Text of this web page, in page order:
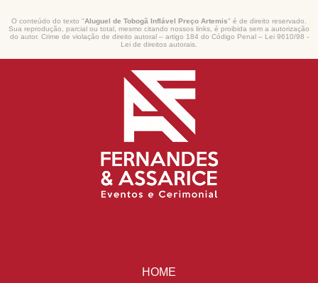
O conteúdo do texto "Aluguel de Tobogã Inflável Preço Artemis" é de direito reservado.
Sua reprodução, parcial ou total, mesmo citando nossos links, é proibida sem a autorização
do autor. Crime de violação de direito autoral – artigo 184 do Código Penal – Lei 9610/98 -
Lei de direitos autorais
HOME